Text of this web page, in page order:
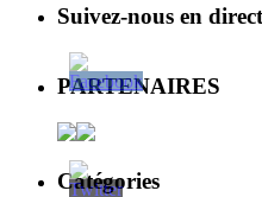
Suivez-nous en
PARTENAIRES
Catégories